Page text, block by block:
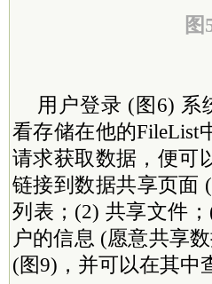
图
用户登录 (图6) 系
看存储在他的FileList
请求获取数据，便可
链接到数据共享页面
列表；(2) 共享文件
户的信息 (愿意共享
(图9)，并可以在其中